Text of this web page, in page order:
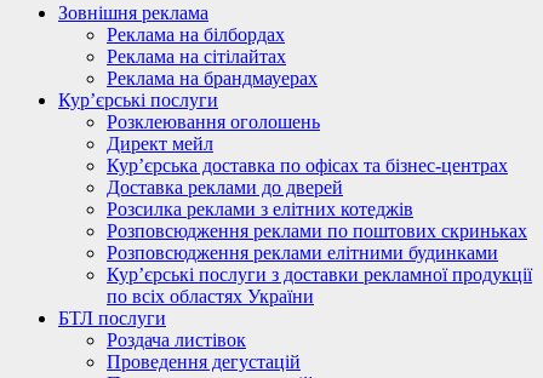
Зовнішня реклама
Реклама на білбордах
Реклама на сітілайтах
Реклама на брандмауерах
Кур’єрські послуги
Розклеювання оголошень
Директ мейл
Кур’єрська доставка по офісах та бізнес-центрах
Доставка реклами до дверей
Розсилка реклами з елітних котеджів
Розповсюдження реклами по поштових скриньках
Розповсюдження реклами елітними будинками
Кур’єрські послуги з доставки рекламної продукції
по всіх областях України
БТЛ послуги
Роздача листівок
Проведення дегустацій